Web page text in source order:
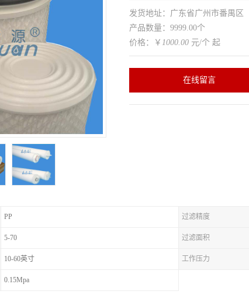
发货地址：广东省广州市番禺区
产品数量：9999.00个
价格：￥ 1000.00 元/个 起
在线留言
PP 过滤精度
5-70 过滤面积
10-60英寸 工作压力
0.15Mpa